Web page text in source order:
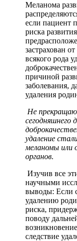
Меланома
если пациент
риска
застрахован
всякого рода
причиной
заболевания,
удаления
Не
сегодняшнего
удаление
меланомы или
органов.
Изучив все
научными
выводы: Если
удалению
риска,
поводу
следствие